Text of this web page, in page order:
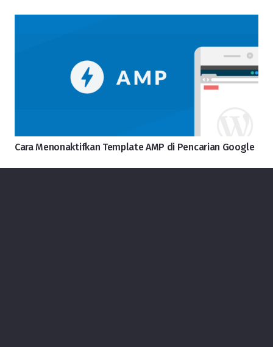
Cara Menonaktifkan Template AMP di Pencarian Google